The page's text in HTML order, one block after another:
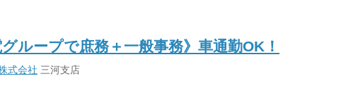
ループで庶務＋一般事務》車通勤OK！
式会社 三河支店